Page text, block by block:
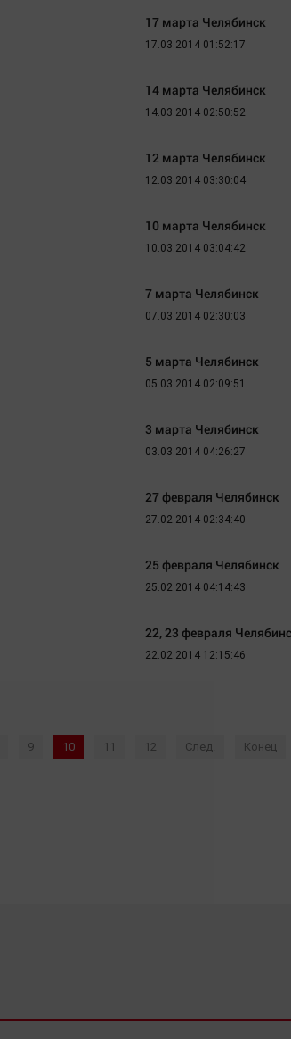
17 марта Челябинск
17.03.2014 01:52:17
14 марта Челябинск
14.03.2014 02:50:52
12 марта Челябинск
12.03.2014 03:30:04
10 марта Челябинск
10.03.2014 03:04:42
7 марта Челябинск
07.03.2014 02:30:03
5 марта Челябинск
05.03.2014 02:09:51
3 марта Челябинск
03.03.2014 04:26:27
27 февраля Челябинск
27.02.2014 02:34:40
25 февраля Челябинск
25.02.2014 04:14:43
22, 23 февраля
22.02.2014 12:15:46
9 10 11 12 След. Конец